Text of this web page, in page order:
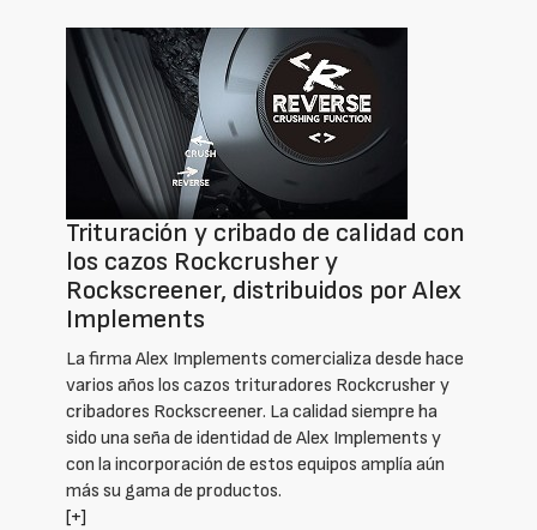
Trituración y cribado de calidad con
los cazos Rockcrusher y
Rockscreener, distribuidos por Alex
Implements
La firma Alex Implements comercializa desde hace
varios años los cazos trituradores Rockcrusher y
cribadores Rockscreener. La calidad siempre ha
sido una seña de identidad de Alex Implements y
con la incorporación de estos equipos amplía aún
más su gama de productos.
[+]